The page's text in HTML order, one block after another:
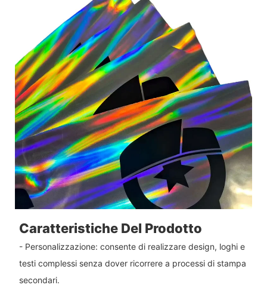
Caratteristiche Del Prodotto
- Personalizzazione: consente di realizzare design, loghi e
testi complessi senza dover ricorrere a processi di stampa
secondari.